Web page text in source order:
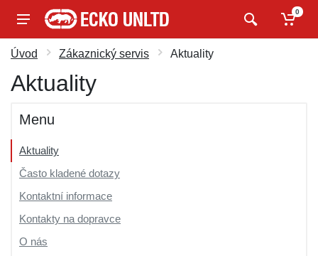
0
Úvod Zákaznický servis Aktuality
Aktuality
Menu
Aktuality
Často kladené dotazy
Kontaktní informace
Kontakty na dopravce
O nás